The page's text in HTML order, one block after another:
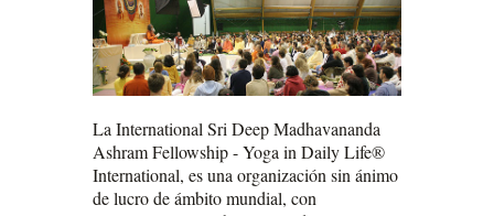
La International Sri Deep Madhavananda
Ashram Fellowship - Yoga in Daily Life®
International, es una organización sin ánimo
de lucro de ámbito mundial, con